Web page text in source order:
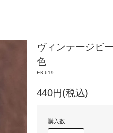
ヴィンテージビ
色
EB-619
440円(税込)
購入数